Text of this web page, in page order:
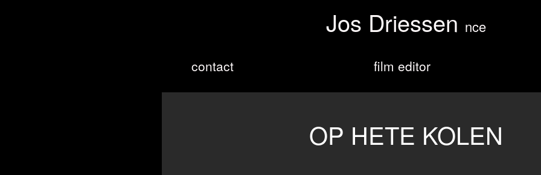
Jos Driessen nce
contact film editor
OP HETE KOLEN